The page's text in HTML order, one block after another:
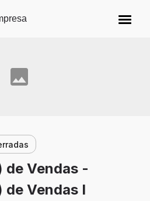
de Vendas -
Vendas I